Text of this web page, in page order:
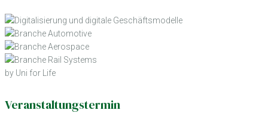
by Uni for Life
Veranstaltungstermin